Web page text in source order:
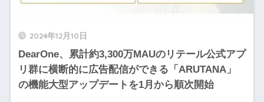
2024年12月10日
DearOne、累計約3,300万MAUのリテール公式アプ
リ群に横断的に広告配信ができる「ARUTANA」
の機能大型アップデートを1月から順次開始